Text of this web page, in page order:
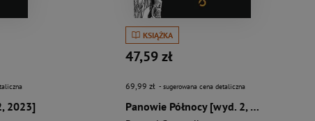
2023]
KSIĄŻKA
47,59 zł
69,99 zł - sugerowana cena detaliczna
Panowie Północy [wyd. 2, 2023]